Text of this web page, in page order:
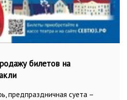
билетов на
предпраздничная суета –